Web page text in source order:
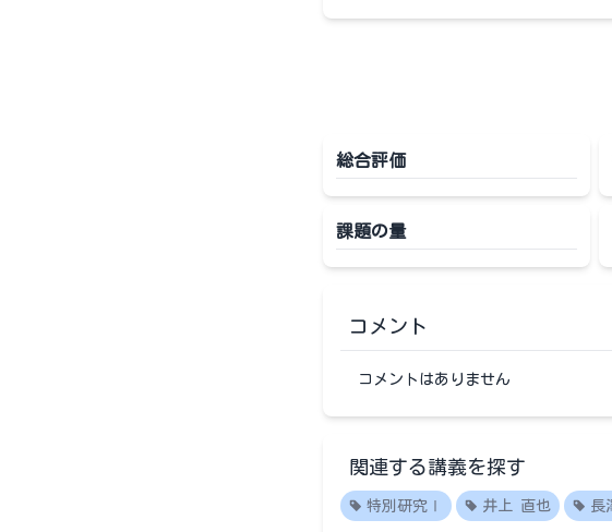
総合評価
課題の量
コメント
コメントはありません
関連する講義を探す
特別研究Ⅰ 井上 直也 長